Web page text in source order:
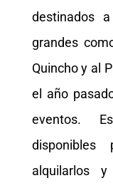
destinados
grandes
Quincho y al
el año
eventos.
disponibles
alquilarlos